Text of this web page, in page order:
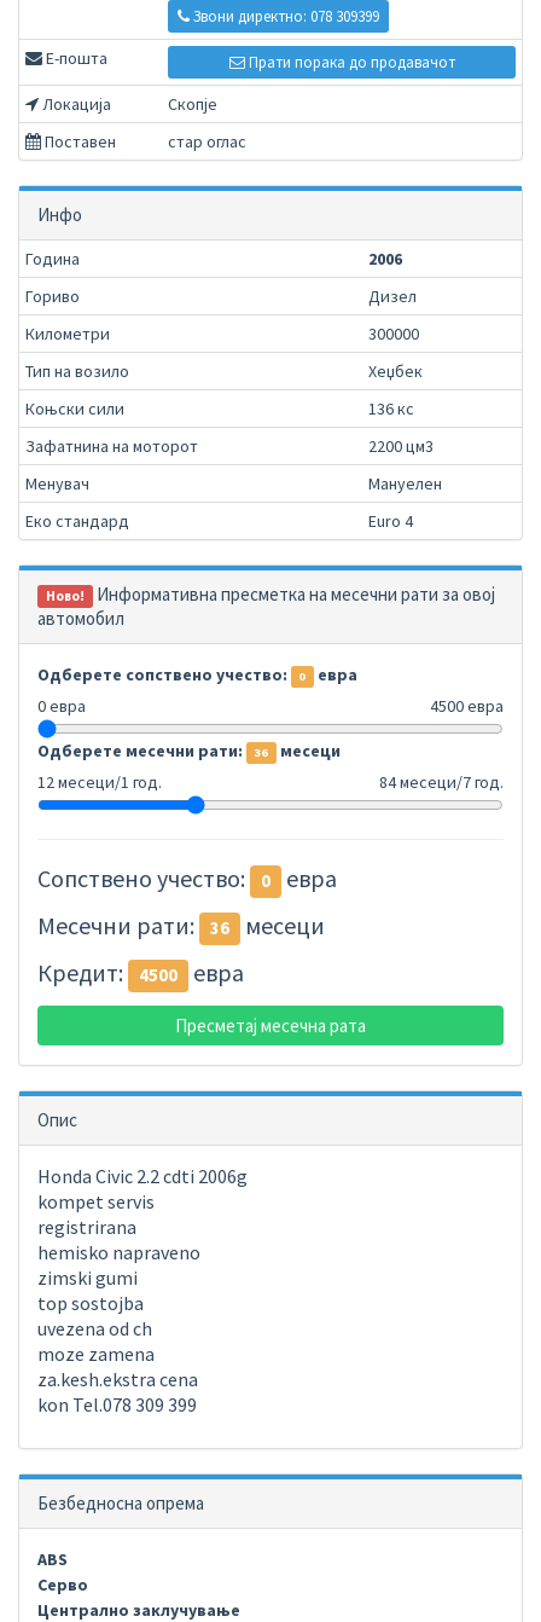
Звони директно: 078 309399
Е-пошта Прати порака до продавачот
Локација
Скопје
Поставен
стар оглас
Инфо
Година
2006
Гориво
Дизел
Километри
300000
Тип на возило
Хеџбек
Коњски сили
136 кс
Зафатнина на моторот
2200 цм3
Менувач
Мануелен
Еко стандард
Euro 4
Ново! Информативна пресметка на месечни рати за овој
автомобил
Одберете сопствено учество: 0 евра
0 евра
4500 евра
Одберете месечни рати: 36 месеци
12 месеци/1 год.
84 месеци/7 год.
Сопствено учество: 0
евра
Месечни рати:
36
месеци
Кредит:
4500 евра
Пресметај месечна рата
Опис
Honda Civic 2.2 cdti 2006g
kompet servis
registrirana
hemisko napraveno
zimski gumi
top sostojba
uvezena od ch
moze zamena
za.kesh.ekstra cena
kon Tel.078 309 399
Безбедносна опрема
ABS
Серво
Централно заклучување